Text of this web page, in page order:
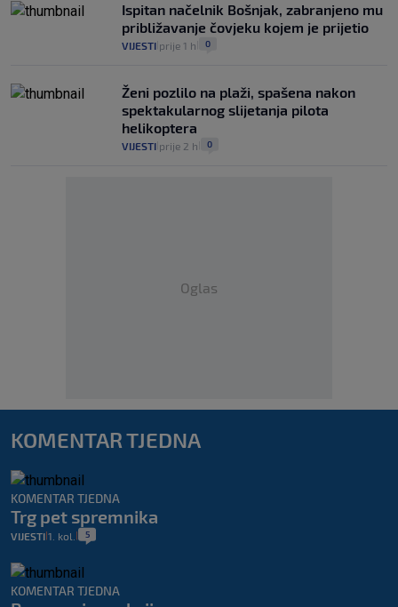
Ispitan načelnik Bošnjak, zabranjeno mu
približavanje čovjeku kojem je prijetio
VIJESTI prije 1 h 0
Ženi pozlilo na plaži, spašena nakon
spektakularnog slijetanja pilota
helikoptera
VIJESTI prije 2 h 0
Oglas
KOMENTAR TJEDNA
KOMENTAR TJEDNA
Trg pet spremnika
VIJESTI 1. kol. 5
KOMENTAR TJEDNA